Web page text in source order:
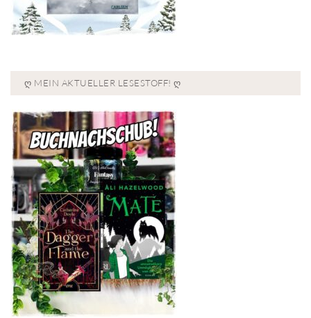
Ღ MEIN AKTUELLER LESESTOFF! Ღ